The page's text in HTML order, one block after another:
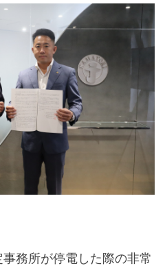
務所が停電した際の非常